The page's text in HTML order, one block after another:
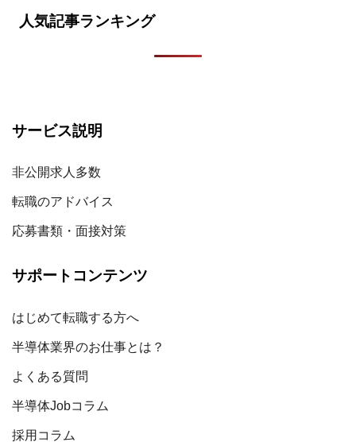
人気記事ランキング
サービス説明
非公開求人多数
転職のアドバイス
応募書類・面接対策
サポートコンテンツ
はじめて転職する方へ
半導体業界のお仕事とは？
よくある質問
半導体Jobコラム
採用コラム